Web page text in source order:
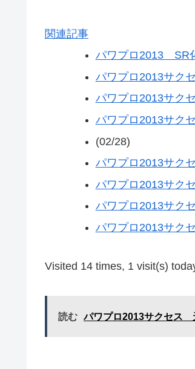
関連記事
パワプロ2013 SR
パワプロ2013サク
パワプロ2013サク
パワプロ2013サク
(02/28)
パワプロ2013サク
パワプロ2013サク
パワプロ2013サク
パワプロ2013サク
Visited 14 times, 1 visit(s)
読む パワプロ2013サクセス